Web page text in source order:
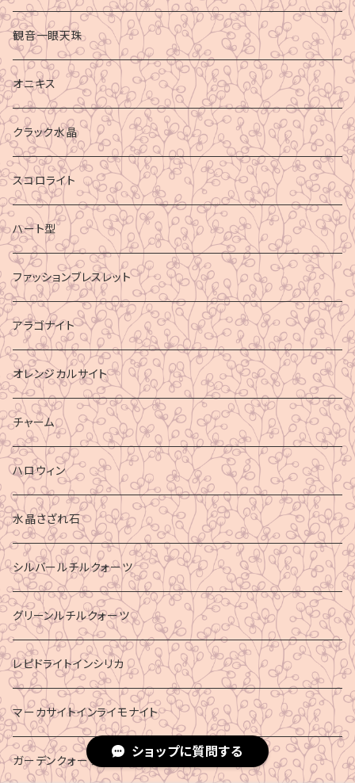
ショップに質問する
観音一眼天珠
オニキス
クラック水晶
スコロライト
ハート型
ファッションブレスレット
アラゴナイト
オレンジカルサイト
チャーム
ハロウィン
水晶さざれ石
シルバールチルクォーツ
グリーンルチルクォーツ
レピドライトインシリカ
マーカサイトインライモナイト
ガーデンクォーツ